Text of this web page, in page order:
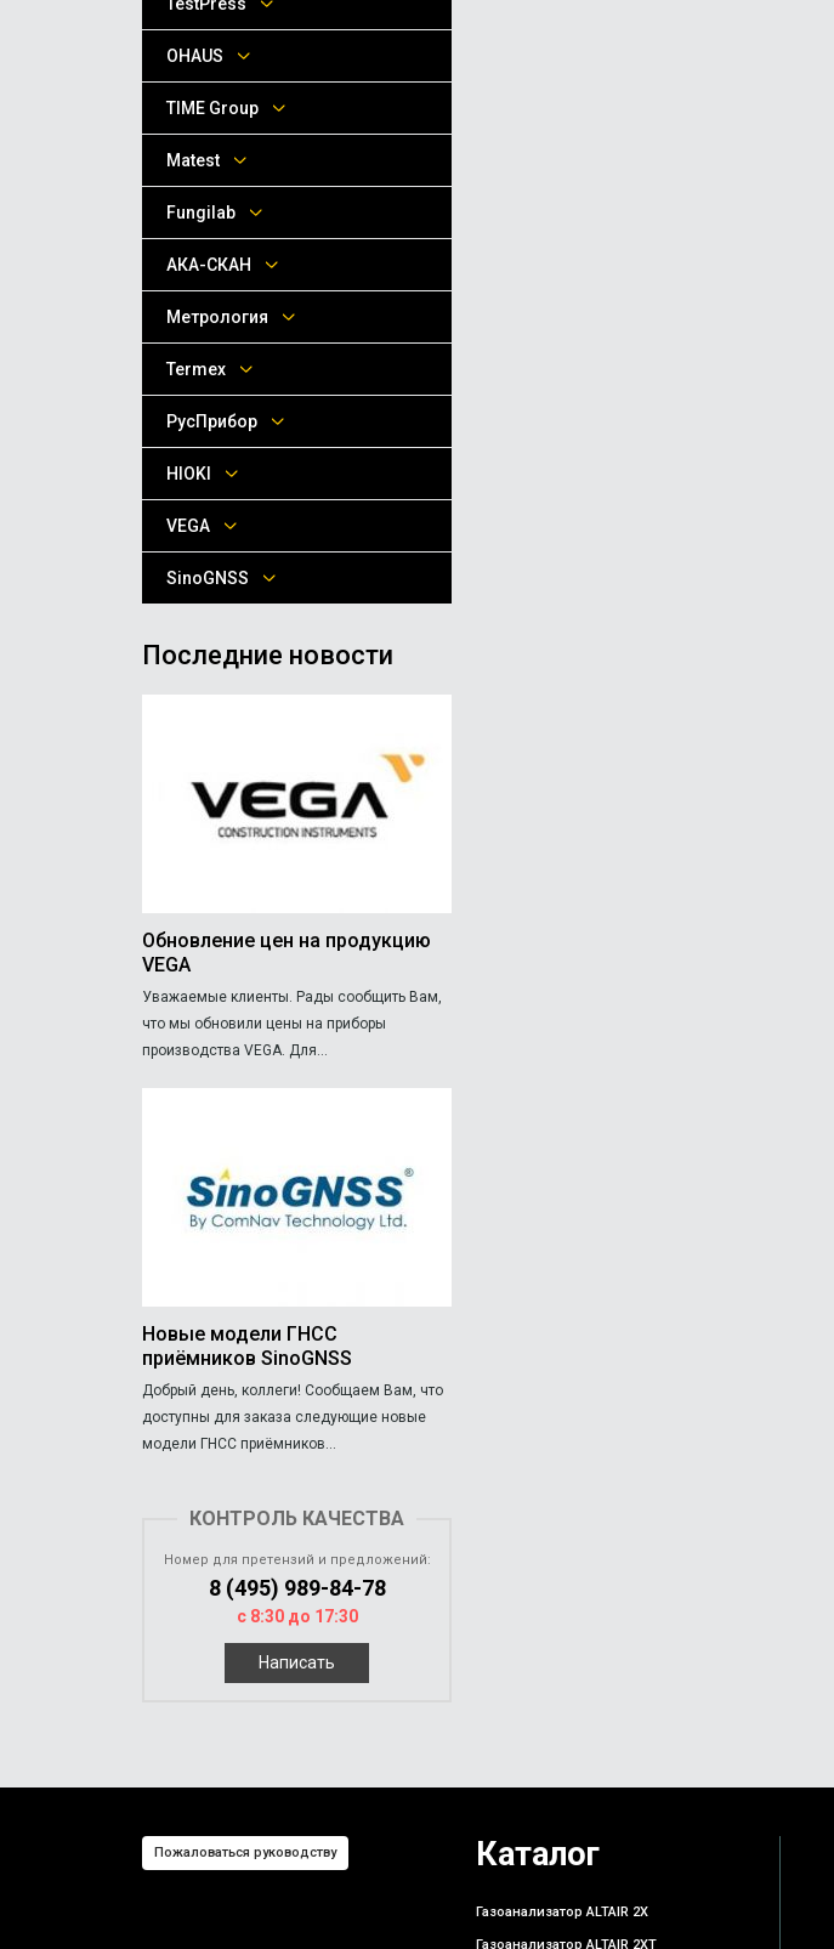
OHAUS
TIME Group
Matest
Fungilab
АКА-СКАН
Метрология
Termex
РусПрибор
HIOKI
VEGA
SinoGNSS
Последние новости
Обновление цен на продукцию
VEGA
Уважаемые клиенты. Рады сообщить Вам,
что мы обновили цены на приборы
производства VEGA. Для...
Новые модели ГНСС
приёмников SinoGNSS
Добрый день, коллеги! Сообщаем Вам, что
доступны для заказа следующие новые
модели ГНСС приёмников...
КОНТРОЛЬ КАЧЕСТВА
Номер для претензий и предложений:
8 (495) 989-84-78
с 8:30 до 17:30
Написать
Пожаловаться руководству Каталог
Газоанализатор ALTAIR 2X
Газоанализатор ALTAIR 2XT